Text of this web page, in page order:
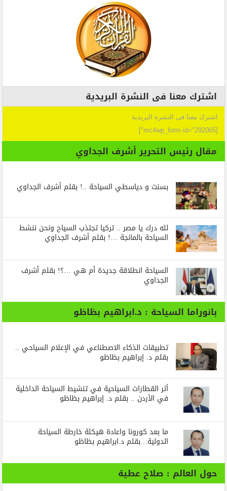
اشترك معنا فى النشرة البريدية
اشترك معنا فى النشرة البريدية
[mc4wp_form id="292065"]
مقال رئيس التحرير أشرف الجداوي
بسنت و دياسطي السياحة ..! بقلم أشرف الجداوي
لله درك يا مصر .. تركيا تجتذب السياح ونحن ننشط
السياحة بالمانجة …! بقلم أشرف الجداوي
السياحة انطلاقة جديدة أم هي …؟! بقلم أشرف
الجداوي
بانوراما السياحة : د.ابراهيم بظاظو
تطبيقات الذكاء الاصطناعي في الإعلام السياحي ..
بقلم د. إبراهيم بظاظو
أثر القطارات السياحية في تنشيط السياحة الداخلية
في الأردن .. بقلم د. إبراهيم بظاظو
ما بعد كورونا واعادة هيكلة خارطة السياحة
الدولية…بقلم د.ابراهيم بظاظو
حول العالم : صلاح عطية